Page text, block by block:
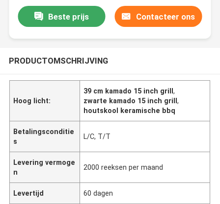
Beste prijs Contacteer ons
PRODUCTOMSCHRIJVING
Hoog licht:
39 cm kamado 15 inch grill,
zwarte kamado 15 inch grill,
houtskool keramische bbq
Betalingsconditie
s
L/C, T/T
Levering vermoge
n
2000 reeksen per maand
Levertijd 60 dagen